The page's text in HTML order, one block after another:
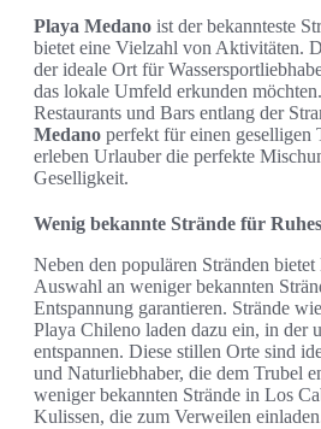
Playa Medano ist der bekannteste
bietet eine Vielzahl von Aktivitäten.
der ideale Ort für
das lokale Umfeld erkunden
Restaurants und Bars entlang der
Medano perfekt für einen geselligen
erleben Urlauber die perfekte
Geselligkeit.
Wenig bekannte Strände für
Neben den populären Stränden
Auswahl an weniger bekannten
Entspannung garantieren. Strände
Playa Chileno laden dazu ein, in der
entspannen. Diese stillen Orte sind
und Naturliebhaber, die dem Trubel
weniger bekannten Strände in Los
Kulissen, die zum Verweilen